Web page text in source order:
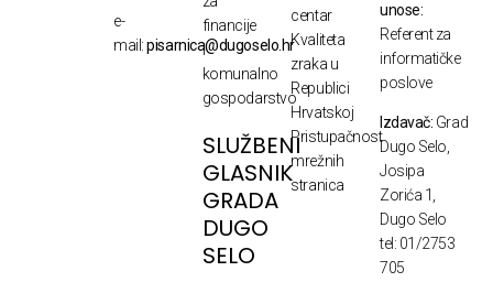
e-
mail:pisarnica@dugoselo.hr
financije
i
komunalno
gospodarstvo
SLUŽBENI
GLASNIK
GRADA
DUGO
SELO
centar
Kvaliteta
zraka u
Republici
Hrvatskoj
Pristupačnost
mrežnih
stranica
unose:
Referent za
informatičke
poslove
Izdavač: Grad
Dugo Selo,
Josipa
Zorića 1,
Dugo Selo
tel: 01/2753
705